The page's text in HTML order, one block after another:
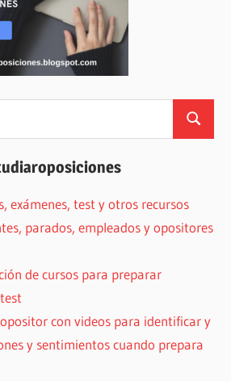
Buscar
exámenes, test y otros recursos
parados, empleados y opositores
de cursos para preparar
con videos para identificar y
y sentimientos cuando prepara